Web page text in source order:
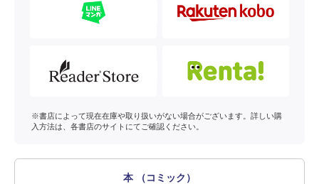
※書店によって現在在庫や取り扱いがない場合がございます。詳しい購
入方法は、各書店のサイトにてご確認ください。
本 （コミック）